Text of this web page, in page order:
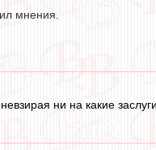
мнения.
ни на какие